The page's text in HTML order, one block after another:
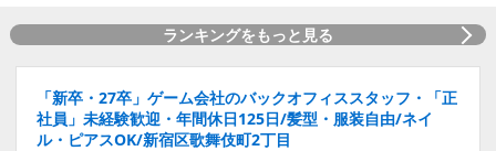
ランキングをもっと見る
「新卒・27卒」ゲーム会社のバックオフィススタッフ・「正
社員」未経験歓迎・年間休日125日/髪型・服装自由/ネイ
ル・ピアスOK/新宿区歌舞伎町2丁目